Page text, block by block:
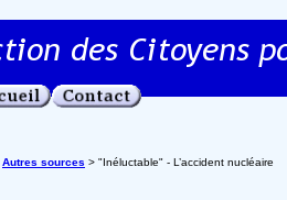
Autres sources > "Inéluctable" - L’accident nucléaire